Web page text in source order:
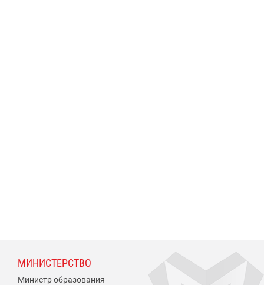
МИНИСТЕРСТВО
Министр образования